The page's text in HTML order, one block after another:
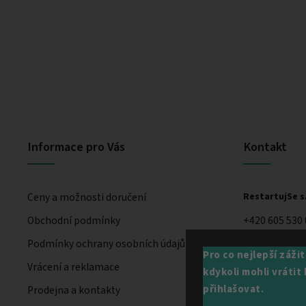
Pro co nejlepší
kdykoli mohli vrátit
přihlašovat.
Informace pro Vás
Ceny a možnosti doručení
Obchodní podmínky
Podmínky ochrany osobních údajů
Vrácení a reklamace
Prodejna a kontakty
Kontakt
RestartujSe
+420 605 530